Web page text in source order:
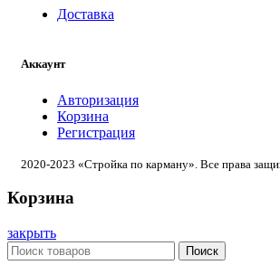
Доставка
Аккаунт
Авторизация
Корзина
Регистрация
2020-2023 «Стройка по карману». Все права
Корзина
закрыть
Поиск